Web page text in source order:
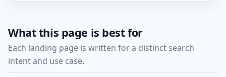
What this page is best for
Each landing page is written for a distinct search
intent and use case.